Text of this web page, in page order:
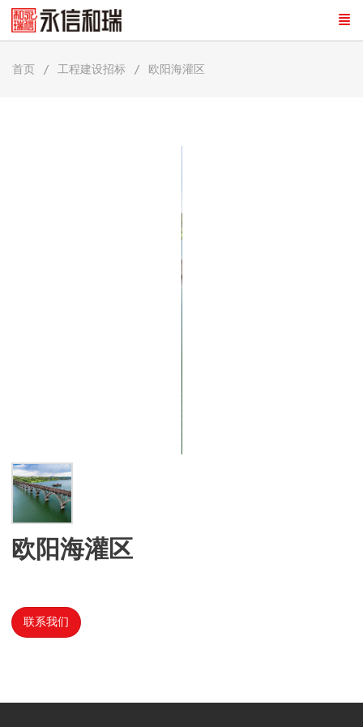
首页 工程建设招标 欧阳海灌区
欧阳海灌区
联系我们